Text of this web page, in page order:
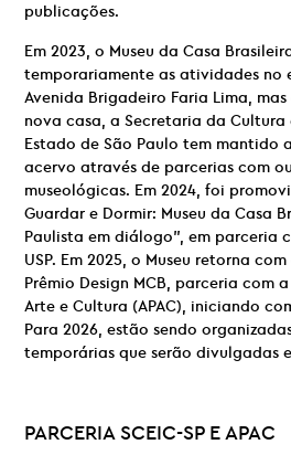
publicações.
Em 2023, o Museu da Casa
temporariamente as atividades no
Avenida Brigadeiro Faria Lima,
nova casa, a Secretaria da
Estado de São Paulo tem mantido
acervo através de parcerias com
museológicas. Em 2024, foi
Guardar e Dormir: Museu da Casa
Paulista em diálogo”, em parceria
USP. Em 2025, o Museu retorna
Prêmio Design MCB, parceria com
Arte e Cultura (APAC), iniciando
Para 2026, estão sendo
temporárias que serão divulgadas
PARCERIASCEIC-SP EAPAC